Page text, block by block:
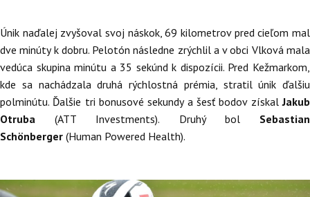
Únik naďalej zvyšoval svoj náskok, 69 kilometrov pred cieľom mal
dve minúty k dobru. Pelotón následne zrýchlil a v obci Vlková mala
vedúca skupina minútu a 35 sekúnd k dispozícii. Pred Kežmarkom,
kde sa nachádzala druhá rýchlostná prémia, stratil únik ďalšiu
polminútu. Ďalšie tri bonusové sekundy a šesť bodov získalJakub
Otruba(ATT Investments). Druhý bol Sebastian
Schönberger (Human Powered Health).